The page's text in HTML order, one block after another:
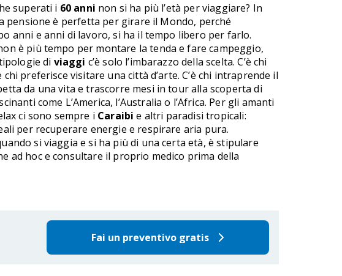
superati i 60 anni non si ha più l’età per viaggiare? In
pensione è perfetta per girare il Mondo, perché
anni e anni di lavoro, si ha il tempo libero per farlo.
è più tempo per montare la tenda e fare campeggio,
di viaggi c’è solo l’imbarazzo della scelta. C’è chi
chi preferisce visitare una città d’arte. C’è chi intraprende il
da una vita e trascorre mesi in tour alla scoperta di
come L’America, l’Australia o l’Africa. Per gli amanti
ci sono sempre i Caraibi e altri paradisi tropicali:
per recuperare energie e respirare aria pura.
si viaggia e si ha più di una certa età, è stipulare
ad hoc e consultare il proprio medico prima della
Fai un preventivo gratis